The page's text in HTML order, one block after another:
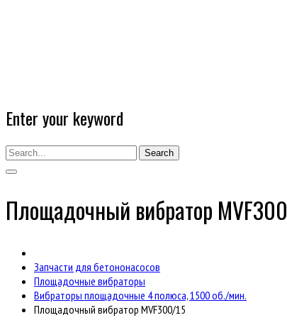
Enter your keyword
Search
Площадочный вибратор
Запчасти для бетононасосов
Площадочные вибраторы
Вибраторы площадочные 4 полюса, 1500 об./мин.
Площадочный вибратор MVF300/15